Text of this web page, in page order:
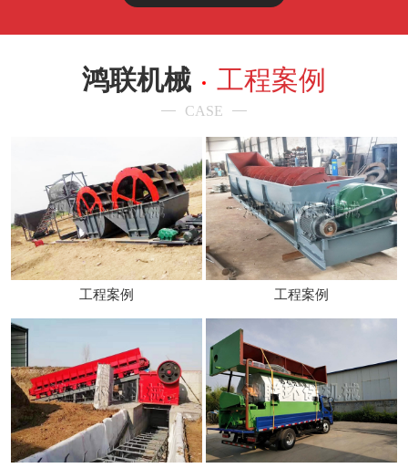
鸿联机械 工程案例
CASE
工程案例 工程案例